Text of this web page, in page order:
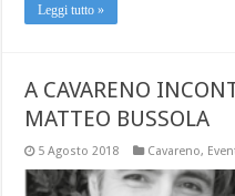
Leggi tutto »
A CAVARENO
MATTEO BUSSOLA
5 Agosto 2018 Cavareno,